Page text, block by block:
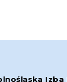
Izba